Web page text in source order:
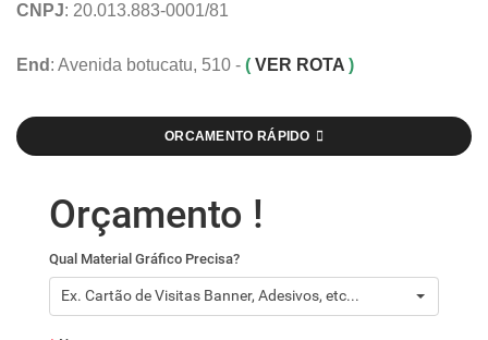
CNPJ: 20.013.883-0001/81
End : Avenida botucatu, 510 - ( VER ROTA )
ORCAMENTO RÁPIDO